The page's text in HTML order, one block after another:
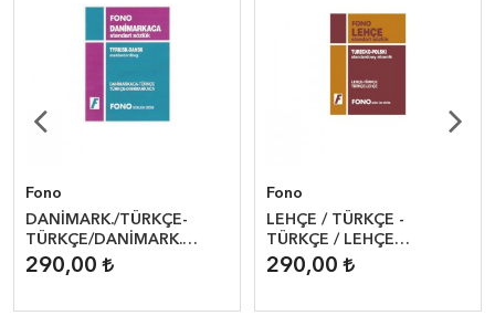
Fono
DANİMARK./TÜRKÇE-
TÜRKÇE/DANİMARK.
STANDART SÖZLÜK
290,00
Fono
LEHÇE / TÜRKÇE -
TÜRKÇE / LEHÇE
STANDART SÖZLÜK
290,00